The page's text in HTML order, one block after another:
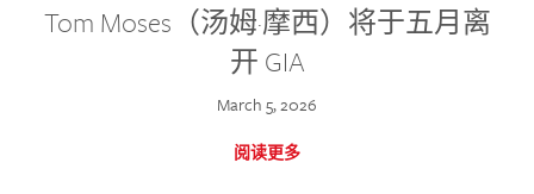
Tom Moses（汤姆·摩西）将于五月离
开 GIA
March 5, 2026
阅读更多